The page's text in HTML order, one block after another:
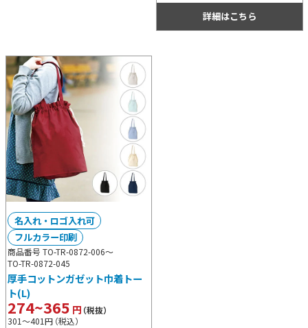
詳細はこちら
商品番号 TO-TR-0872-006～
TO-TR-0872-045
厚手コットンガゼット巾着トー
ト(L)
274~365 円（税抜）
301～401円（税込）
名入れ・ロゴ入れ可
フルカラー印刷